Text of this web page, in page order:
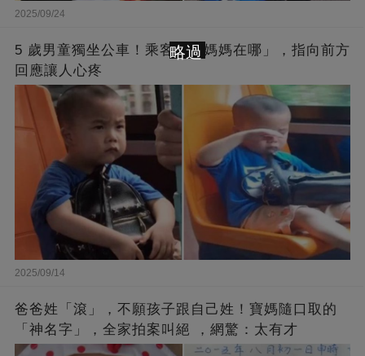
2025/09/24
5 歲男童獨坐公車！乘客問「媽媽在哪」，指向前方
回應讓人心疼
2025/09/14
爸爸姓「滾」，不願孩子跟自己姓！寶媽隨口取的
「神名字」，全家拍案叫絕 ，網驚：太有才
略過